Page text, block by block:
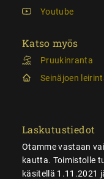
Youtube
Katso myös
Pruukinranta
Seinäjoen
Laskutustiedot
Otamme vastaan
kautta. Toimistolle
käsitellä 1.11.2021